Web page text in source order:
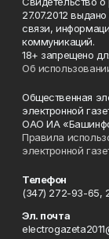
27.07.2012
связи,
коммуникаций.
18+ запрещено
Об
Общественная
электронной
ОАО ИА
Правила
электронной
Телефон
(347) 272-93-65,
Эл. почта